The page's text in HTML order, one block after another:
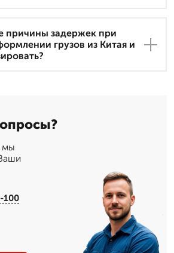
причины задержек при
грузов из Китая и
мы
100